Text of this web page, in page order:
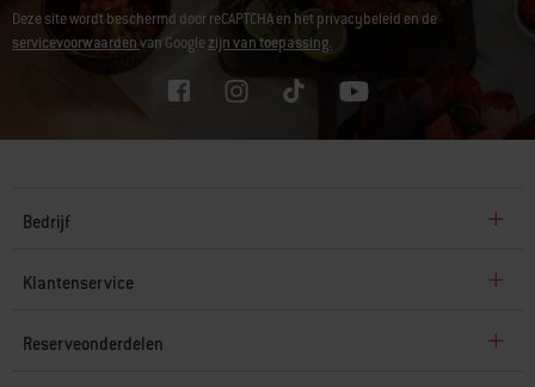
Deze site wordt beschermd door reCAPTCHA en het privacybeleid en de
servicevoorwaardenvan Googlezijn van toepassing.
Bedrijf
Klantenservice
Reserveonderdelen